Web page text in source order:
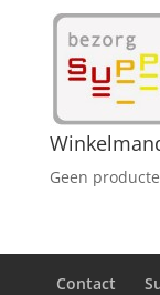
Geen
Contact